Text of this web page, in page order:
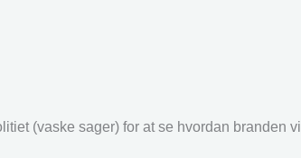
(vaske sager) for at se hvordan branden vil